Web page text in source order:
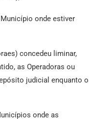
onde estiver
concedeu liminar,
as Operadoras ou
judicial enquanto o
onde as